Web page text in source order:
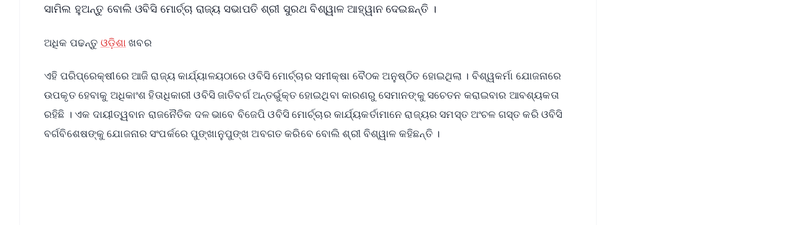
ସାମିଲ ହୁଅନ୍ତୁ ବୋଲି ଓବିସି ମୋର୍ଚ୍ଚା ରାଜ୍ୟ ସଭାପତି ଶ୍ରୀ ସୁରଥ ବିଶ୍ୱାଳ ଆହ୍ୱାନ ଦେଇଛନ୍ତି ।
ଅଧିକ ପଢନ୍ତୁ ଓଡ଼ିଶା ଖବର
ଏହି ପରିପ୍ରେକ୍ଷୀରେ ଆଜି ରାଜ୍ୟ କାର୍ଯ୍ୟାଳୟଠାରେ ଓବିସି ମୋର୍ଚ୍ଚାର ସମୀକ୍ଷା ବୈଠକ ଅନୁଷ୍ଠିତ ହୋଇଥିଲା । ବିଶ୍ୱକର୍ମା ଯୋଜନାରେ
ଉପକୃତ ହେବାକୁ ଅଧିକାଂଶ ହିତାଧିକାରୀ ଓବିସି ଜାତିବର୍ଗ ଅନ୍ତର୍ଭୁକ୍ତ ହୋଇଥିବା କାରଣରୁ ସେମାନଙ୍କୁ ସଚେତନ କରାଇବାର ଆବଶ୍ୟକତା
ରହିଛି । ଏକ ଦାୟୀତ୍ୱବାନ ରାଜନୈତିକ ଦଳ ଭାବେ ବିଜେପି ଓବିସି ମୋର୍ଚ୍ଚାର କାର୍ଯ୍ୟକର୍ତାମାନେ ରାଜ୍ୟର ସମସ୍ତ ଅଂଚଳ ଗସ୍ତ କରି ଓବିସି
ବର୍ଗବିଶେଷଙ୍କୁ ଯୋଜନାର ସଂପର୍କରେ ପୁଙ୍ଖାନୁପୁଙ୍ଖ ଅବଗତ କରିବେ ବୋଲି ଶ୍ରୀ ବିଶ୍ୱାଳ କହିଛନ୍ତି ।